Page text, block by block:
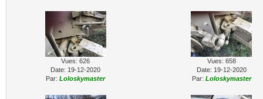
Vues: 626
Date: 19-12-2020
Par: Loloskymaster
Vues: 658
Date: 19-12-2020
Par: Loloskymaster